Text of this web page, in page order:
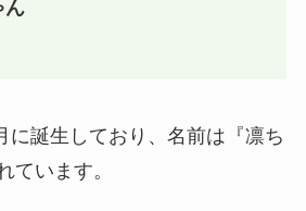
ん
に誕生しており、名前は『凛ち
ています。